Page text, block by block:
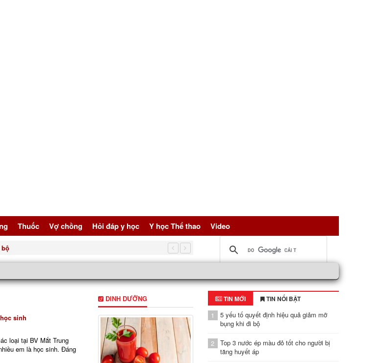
Thuốc Vợ chồng Hỏi đáp y học Y học Thể thao Video
Top 3 nước ép màu đỏ tốt cho người bị tăng huyết áp
sinh
loại tại BV Mắt Trung
em là học sinh. Đáng
DINH DƯỠNG TIN MỚI TIN NỔI BẬT
1
5 yếu tố quyết định hiệu quả giảm mỡ
bụng khi đi bộ
2
Top 3 nước ép màu đỏ tốt cho người bị
tăng huyết áp